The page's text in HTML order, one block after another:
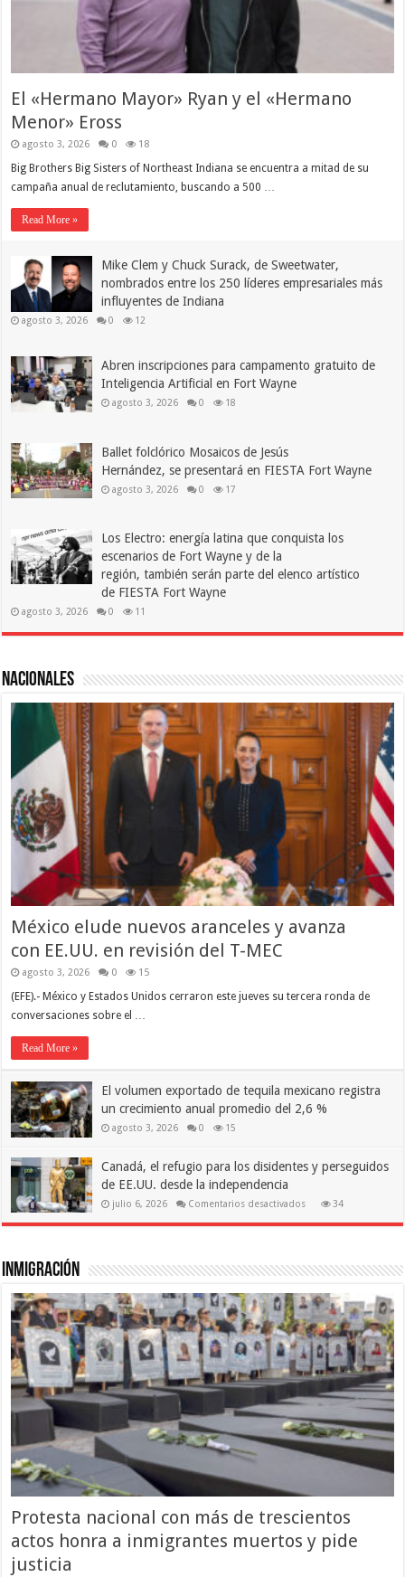
El «Hermano Mayor» Ryan y el «Hermano
Menor» Eross
agosto 3, 2026 0 18
Big Brothers Big Sisters of Northeast Indiana se encuentra a mitad de su
campaña anual de reclutamiento, buscando a 500 …
Read More »
Mike Clem y Chuck Surack, de Sweetwater,
nombrados entre los 250 líderes empresariales más
influyentes de Indiana
agosto 3, 2026 0 12
Abren inscripciones para campamento gratuito de
Inteligencia Artificial en Fort Wayne
agosto 3, 2026 0 18
Ballet folclórico Mosaicos de Jesús
Hernández, se presentará en FIESTA Fort Wayne
agosto 3, 2026 0 17
Los Electro: energía latina que conquista los
escenarios de Fort Wayne y de la
región, también serán parte del elenco artístico
de FIESTA Fort Wayne
agosto 3, 2026 0 11
Nacionales
México elude nuevos aranceles y avanza
con EE.UU. en revisión del T-MEC
agosto 3, 2026 0 15
(EFE).- México y Estados Unidos cerraron este jueves su tercera ronda de
conversaciones sobre el …
Read More »
El volumen exportado de tequila mexicano registra
un crecimiento anual promedio del 2,6 %
agosto 3, 2026 0 15
Canadá, el refugio para los disidentes y perseguidos
de EE.UU. desde la independencia
julio 6, 2026 Comentarios desactivadosen
el
disidentes
y
de EE.UU. desde
la
independencia
34
Inmigración
Protesta nacional con más de trescientos
actos honra a inmigrantes muertos y pide
justicia